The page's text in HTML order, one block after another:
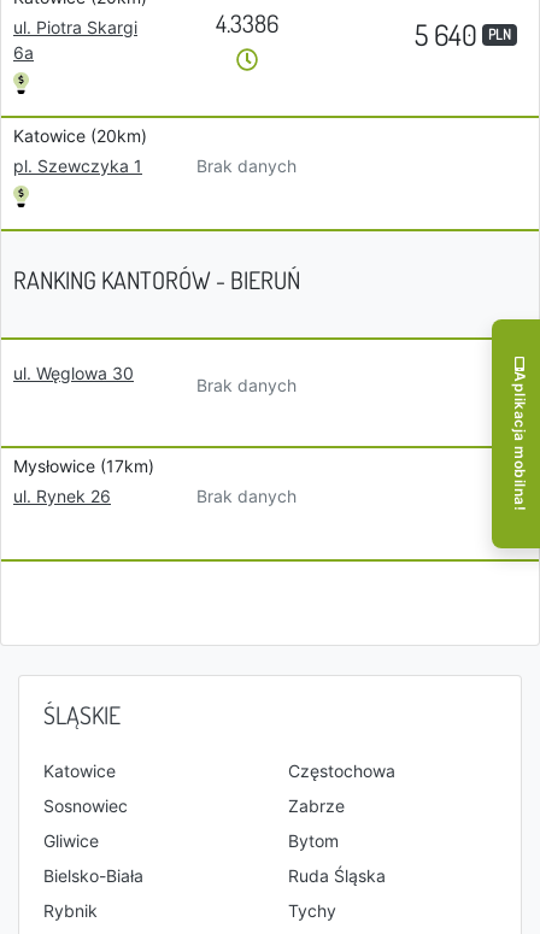
ul. Piotra Skargi
6a
4.3386 5 640 PLN
Katowice (20km)
pl. Szewczyka 1
Brak danych
RANKING KANTORÓW - BIERUŃ
ul. Węglowa 30
Brak danych
Mysłowice (17km)
ul. Rynek 26
Brak danych
ŚLĄSKIE
Katowice
Częstochowa
Sosnowiec
Zabrze
Gliwice
Bytom
Bielsko-Biała
Ruda Śląska
Rybnik
Tychy
Aplikacja mobilna!